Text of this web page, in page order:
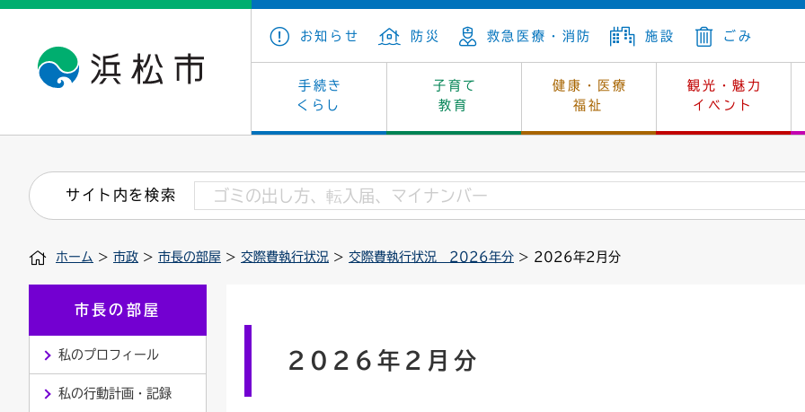
お知らせ 防災 救急医療・消防 施設 ごみ
手続き
くらし
子育て
教育
健康・医療
福祉
観光・魅力
イベント
戸籍・住民の手続き 保険・年金 上下水道
住まい・建築 墓地・斎場 消費生活
税金 法人税
道路・交通・河川
印鑑登録証明書
道路台帳
子育て・青少年・若者 教育 生涯学習
看護専門学校 学級閉鎖 幼稚園一覧
小学校一覧 中学校一覧
健康・医療 福祉 休日当番医
介護保険 保健所
文化・芸術 文化財 レジャー・スポーツ
浜松・浜名湖だいすきネット はじめよう、ハマライフ
産業振興 カーボンニュートラル 土地
発注情報(入札・契約) 福祉・介護 環境対策
募集 雇用・就労
市の概要 庁舎案内 市長の部屋
外郭団体 統計 選挙
職員採用 市有財産
行政区
会議
附属機関
サイト内を検索
ホーム > 市政 > 市長の部屋 > 交際費執行状況 > 交際費執行状況 2026年分 > 2026年2月分
市長の部屋
私のプロフィール
私の行動計画・記録
2026年2月分